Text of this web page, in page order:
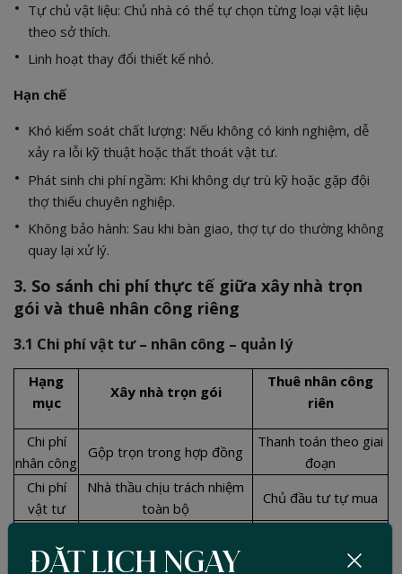
Tự chủ vật liệu: Chủ nhà có thể tự chọn từng loại vật liệu
theo sở thích.
Linh hoạt thay đổi thiết kế nhỏ.
Hạn chế
Khó kiểm soát chất lượng: Nếu không có kinh nghiệm, dễ
xảy ra lỗi kỹ thuật hoặc thất thoát vật tư.
Phát sinh chi phí ngầm: Khi không dự trù kỹ hoặc gặp đội
thợ thiếu chuyên nghiệp.
Không bảo hành: Sau khi bàn giao, thợ tự do thường không
quay lại xử lý.
3. So sánh chi phí thực tế giữa xây nhà trọn
gói và thuê nhân công riêng
3.1 Chi phí vật tư – nhân công – quản lý
Hạng
mục
Xây nhà trọn gói
Thuê nhân công
riên
Chi phí
nhân công
Gộp trọn trong hợp đồng
Thanh toán theo giai
đoạn
Chi phí
vật tư
Nhà thầu chịu trách nhiệm
toàn bộ
Chủ đầu tư tự mua
công
ĐẶT LỊCH NGAY